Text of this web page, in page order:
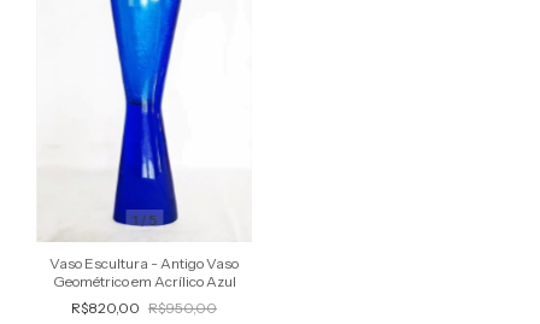
1/5
Vaso Escultura - Antigo Vaso
Geométrico em Acrílico Azul
R$820,00 R$950,00